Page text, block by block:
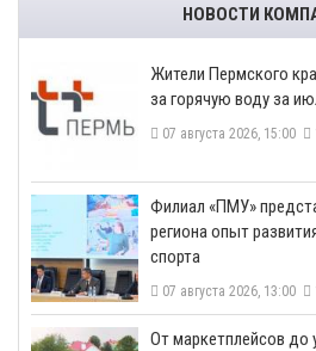
НОВОСТИ
​Жители Пермского
за горячую воду за
07 августа 2026, 15:00
​Филиал «ПМУ»
региона опыт
спорта
07 августа 2026, 13:00
От маркетплейсов до